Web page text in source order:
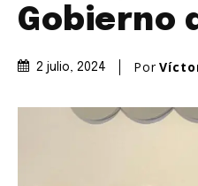
Gobierno
2 julio, 2024 Por